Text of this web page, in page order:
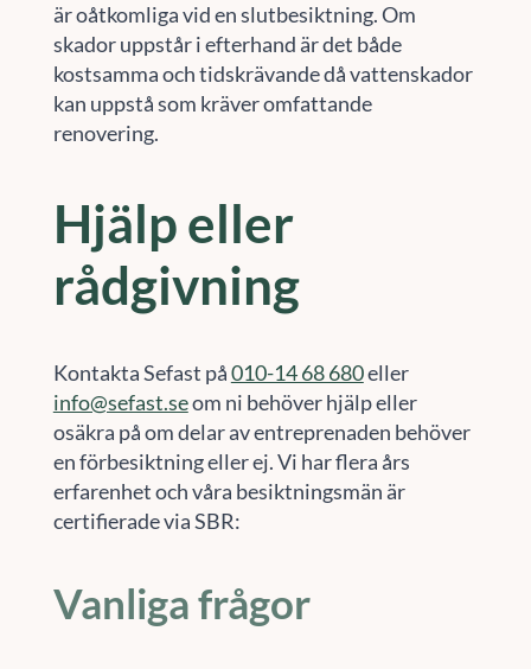
är oåtkomliga vid en slutbesiktning. Om
skador uppstår i efterhand är det både
kostsamma och tidskrävande då vattenskador
kan uppstå som kräver omfattande
renovering.
Hjälp eller
rådgivning
Kontakta Sefast på010-14 68 680eller
info@sefast.seom ni behöver hjälp eller
osäkra på om delar av entreprenaden behöver
en förbesiktning eller ej. Vi har flera års
erfarenhet och våra besiktningsmän är
certifierade via SBR:
Vanliga frågor